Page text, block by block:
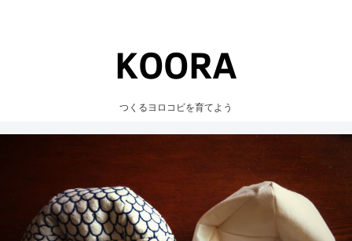
つくるヨロコビを育てよう